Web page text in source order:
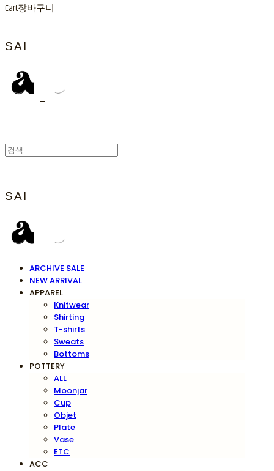
Cart장바구니
SAI
SAI
ARCHIVE SALE
NEW ARRIVAL
APPAREL
Knitwear
Shirting
T-shirts
Sweats
Bottoms
POTTERY
ALL
Moonjar
Cup
Objet
Plate
Vase
ETC
ACC